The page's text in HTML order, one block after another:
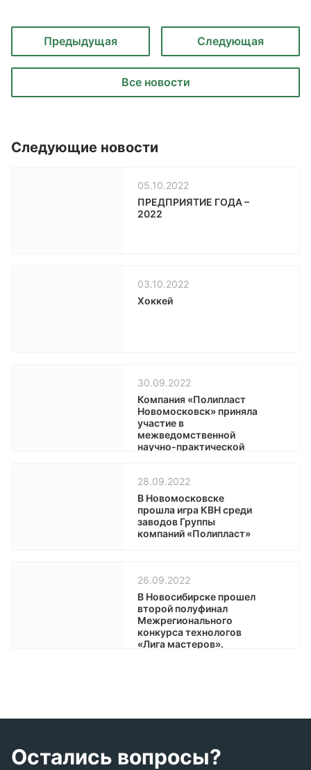
Предыдущая Следующая
Все новости
Следующие новости
05.10.2022
ПРЕДПРИЯТИЕ ГОДА –
2022
03.10.2022
Хоккей
30.09.2022
Компания «Полипласт
Новомосковск» приняла
участие в
межведомственной
научно-практической
28.09.2022
В Новомосковске
прошла игра КВН среди
заводов Группы
компаний «Полипласт»
26.09.2022
В Новосибирске прошел
второй полуфинал
Межрегионального
конкурса технологов
«Лига мастеров».
Остались вопросы?